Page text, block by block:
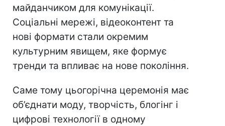
майданчиком для комунікації.
Соціальні мережі, відеоконтент та
нові формати стали окремим
культурним явищем, яке формує
тренди та впливає на нове покоління.
Саме тому цьогорічна церемонія має
об’єднати моду, творчість, блогінг і
цифрові технології в одному